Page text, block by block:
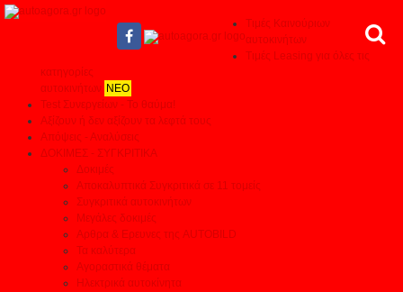
Τιμές Καινούριων
αυτοκινήτων
Τιμές Leasing για όλες τις
κατηγορίες
αυτοκινήτων ΝΕΟ
Test Συνεργείων - Το θαύμα!
Αξίζουν ή δεν αξίζουν τα λεφτά τους
Απόψεις - Αναλύσεις
ΔΟΚΙΜΕΣ - ΣΥΓΚΡΙΤΙΚΑ
Δοκιμές
Αποκαλυπτικά Συγκριτικά σε 11 τομείς
Συγκριτικά αυτοκινήτων
Μεγάλες δοκιμές
Αρθρα & Ερευνες της AUTOBILD
Τα καλύτερα
Αγοραστικά θέματα
Ηλεκτρικά αυτοκίνητα